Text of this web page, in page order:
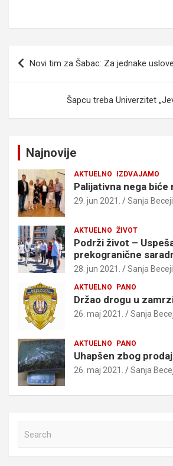
Kretanje
članka
Novi tim za Šabac: Za jednake
Šapcu treba Univerzitet
Najnovije
AKTUELNO IZDVAJAMO
Palijativna nega biće
29. jun 2021. Sanja
AKTUELNO ŽIVOT
Podrži život –
prekogranične
28. jun 2021. Sanja
AKTUELNO PANO
Držao drogu u
26. maj 2021. Sanja
AKTUELNO PANO
Uhapšen zbog
26. maj 2021. Sanja